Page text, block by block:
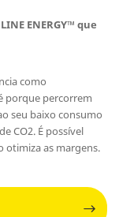
LINE ENERGY™ que
como
porque percorrem
seu baixo consumo
CO2. É possível
otimiza as margens.